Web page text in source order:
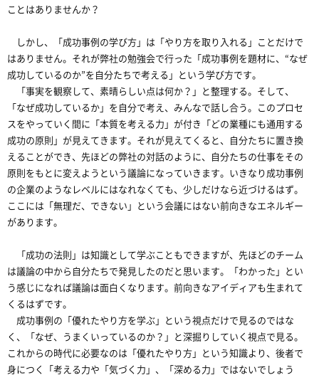
ことはありませんか？
しかし、「成功事例の学び方」は「やり方を取り入れる」ことだけで
はありません。それが弊社の勉強会で行った「成功事例を題材に、“なぜ
成功しているのか”を自分たちで考える」という学び方です。
「事実を観察して、素晴らしい点は何か？」と整理する。そして、
「なぜ成功しているか」を自分で考え、みんなで話し合う。このプロセ
スをやっていく間に「本質を考える力」が付き「どの業種にも通用する
成功の原則」が見えてきます。それが見えてくると、自分たちに置き換
えることができ、先ほどの弊社の対話のように、自分たちの仕事をその
原則をもとに変えようという議論になっていきます。いきなり成功事例
の企業のようなレベルにはなれなくても、少しだけなら近づけるはず。
ここには「無理だ、できない」という会議にはない前向きなエネルギー
があります。
「成功の法則」は知識として学ぶこともできますが、先ほどのチーム
は議論の中から自分たちで発見したのだと思います。「わかった」とい
う感じになれば議論は面白くなります。前向きなアイディアも生まれて
くるはずです。
成功事例の「優れたやり方を学ぶ」という視点だけで見るのではな
く、「なぜ、うまくいっているのか？」と深掘りしていく視点で見る。
これからの時代に必要なのは「優れたやり方」という知識より、後者で
身につく「考える力や「気づく力」、「深める力」ではないでしょう